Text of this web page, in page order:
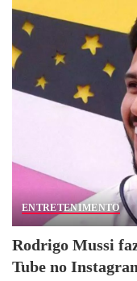
ENTRETENIMENTO
Rodrigo Mussi
Tube no